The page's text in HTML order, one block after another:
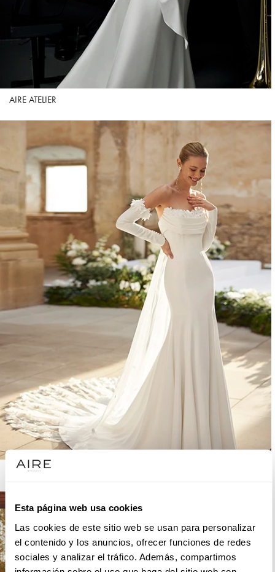
Esta página web usa cookies
Las cookies de este sitio web se usan para personalizar
el contenido y los anuncios, ofrecer funciones de redes
sociales y analizar el tráfico. Además, compartimos
AIRE ATELIER
AIRE BARCELONA